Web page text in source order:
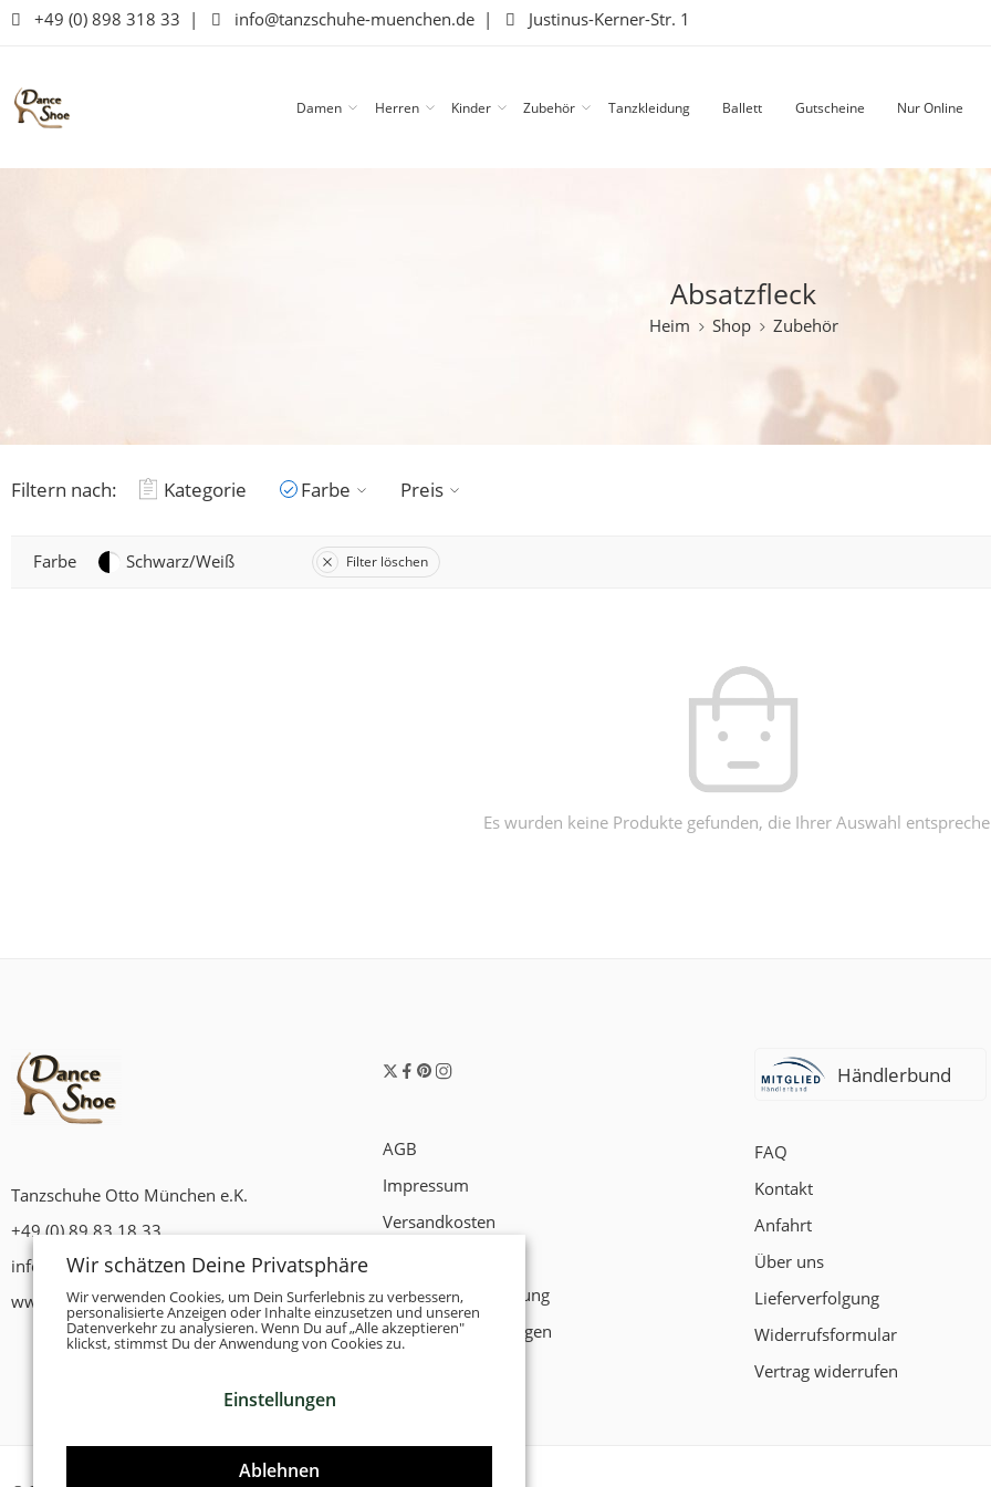
+49 (0) 898 318 33 | info@tanzschuhe-muenchen.de | Justinus-Kerner-Str. 1
Damen Herren Kinder Zubehör Tanzkleidung Ballett Gutscheine Nur Online
Absatzfleck
Heim Shop Zubehör
Filtern nach: Kategorie Farbe Preis
Farbe Schwarz/Weiß Filter löschen
Es wurden keine Produkte gefunden, die Ihrer Auswahl
Tanzschuhe Otto München e.K.
+49 (0) 89 83 18 33
info@tanzschuhe-muenchen.de
www.tanzschuhe-muenchen.de
AGB
Impressum
Versandkosten
Datenschutzerklärung
Zahlungsbedingungen
Händlerbund
FAQ
Kontakt
Anfahrt
Über uns
Lieferverfolgung
Widerrufsformular
Vertrag widerrufen
Wir schätzen Deine Privatsphäre
Wir verwenden Cookies, um Dein Surferlebnis zu verbessern,
personalisierte Anzeigen oder Inhalte einzusetzen und unseren
Datenverkehr zu analysieren. Wenn Du auf „Alle akzeptieren"
klickst, stimmst Du der Anwendung von Cookies zu.
Einstellungen
Ablehnen